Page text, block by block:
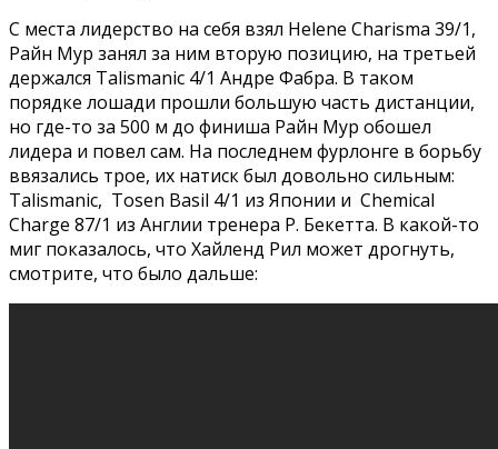
С места лидерство на себя взял Helene Charisma 39/1,
Райн Мур занял за ним вторую позицию, на третьей
держался Talismanic 4/1 Андре Фабра. В таком
порядке лошади прошли большую часть дистанции,
но где-то за 500 м до финиша Райн Мур обошел
лидера и повел сам. На последнем фурлонге в борьбу
ввязались трое, их натиск был довольно сильным:
Talismanic, Tosen Basil 4/1 из Японии и Chemical
Charge 87/1 из Англии тренера Р. Бекетта. В какой-то
миг показалось, что Хайленд Рил может дрогнуть,
смотрите, что было дальше: